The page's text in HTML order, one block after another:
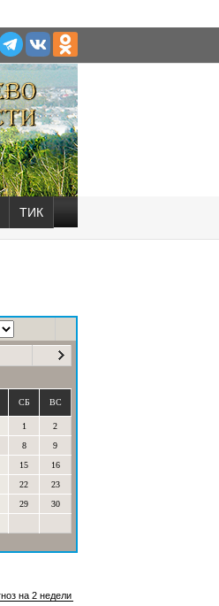
ТИК
СБ ВС
1
2
8
9
15
16
22
23
29
30